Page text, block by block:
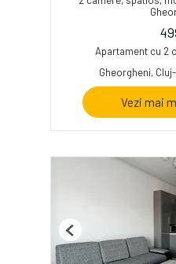
Apartament cu 2
Gheorgheni,
Vezi mai
Previous